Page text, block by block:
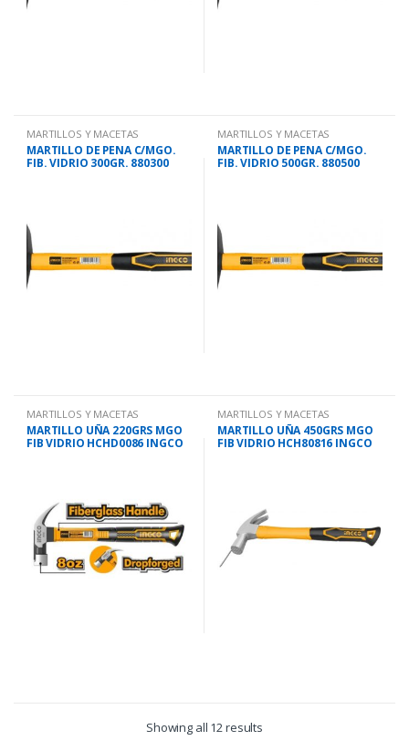
MARTILLOS Y MACETAS
MARTILLO DE PENA C/MGO.
FIB. VIDRIO 300GR. 880300
MARTILLOS Y MACETAS
MARTILLO DE PENA C/MGO.
FIB. VIDRIO 500GR. 880500
MARTILLOS Y MACETAS
MARTILLO UÑA 220GRS MGO
FIB VIDRIO HCHD0086 INGCO
MARTILLOS Y MACETAS
MARTILLO UÑA 450GRS MGO
FIB VIDRIO HCH80816 INGCO
Showing all 12 results